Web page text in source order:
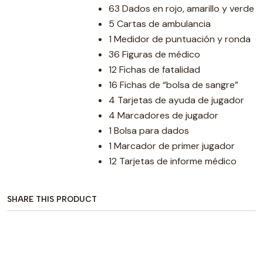
63 Dados en rojo, amarillo y verde
5 Cartas de ambulancia
1 Medidor de puntuación y ronda
36 Figuras de médico
12 Fichas de fatalidad
16 Fichas de “bolsa de sangre”
4 Tarjetas de ayuda de jugador
4 Marcadores de jugador
1 Bolsa para dados
1 Marcador de primer jugador
12 Tarjetas de informe médico
SHARE THIS PRODUCT